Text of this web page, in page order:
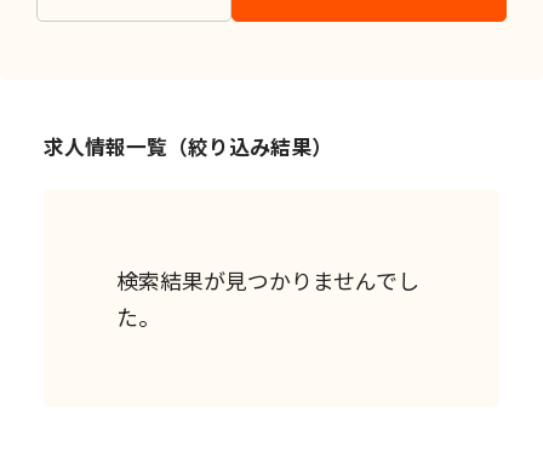
求人情報一覧（絞り込み結果）
検索結果が見つかりませんでし
た。